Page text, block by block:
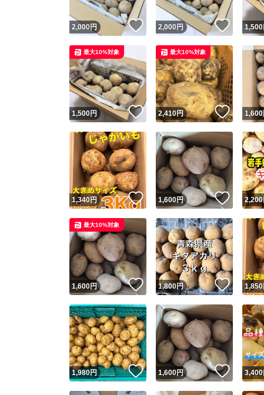
2,000円 いいね！
2,000 円 いいね
1,500
1,500円 いいね！
最大10%対象
2,410円 いいね
最大10%対象
1,600
1,340円 いいね！
1,600円 いいね
2,200
1,600円 いいね！
最大10%対象
1,800円 いいね
1,850
1,980円 いいね！
1,600円 いいね
3,400